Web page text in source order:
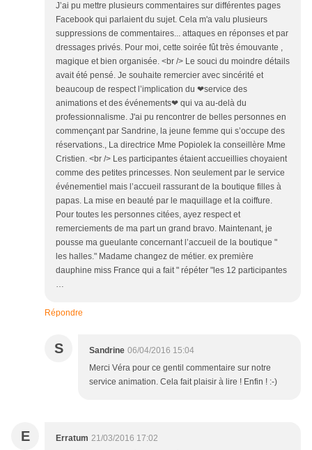
J’ai pu mettre plusieurs commentaires sur différentes pages
Facebook qui parlaient du sujet. Cela m'a valu plusieurs
suppressions de commentaires... attaques en réponses et par
dressages privés. Pour moi, cette soirée fût très émouvante ,
magique et bien organisée. <br /> Le souci du moindre détails
avait été pensé. Je souhaite remercier avec sincérité et
beaucoup de respect l’implication du ❤service des
animations et des événements❤ qui va au-delà du
professionnalisme. J'ai pu rencontrer de belles personnes en
commençant par Sandrine, la jeune femme qui s’occupe des
réservations., La directrice Mme Popiolek la conseillère Mme
Cristien. <br /> Les participantes étaient accueillies choyaient
comme des petites princesses. Non seulement par le service
événementiel mais l’accueil rassurant de la boutique filles à
papas. La mise en beauté par le maquillage et la coiffure.
Pour toutes les personnes citées, ayez respect et
remerciements de ma part un grand bravo. Maintenant, je
pousse ma gueulante concernant l’accueil de la boutique "
les halles." Madame changez de métier. ex première
dauphine miss France qui a fait " répéter "les 12 participantes
…
Répondre
S Sandrine 06/04/2016 15:04
Merci Véra pour ce gentil commentaire sur notre
service animation. Cela fait plaisir à lire ! Enfin ! :-)
E Erratum 21/03/2016 17:02